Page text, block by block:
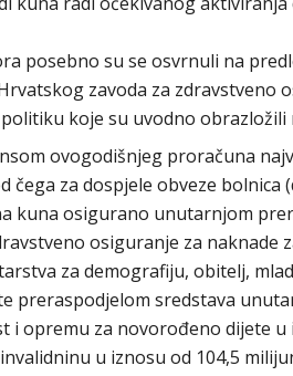
posebno su se osvrnuli na
zavoda za zdravstveno
koje su uvodno obrazložili
ovogodišnjeg proračuna
čega za dospjele obveze
kuna osigurano unutarnjom
osiguranje za naknade
za demografiju, obitelj,
preraspodjelom sredstava
i opremu za novorođeno dijete u
u iznosu od 104,5